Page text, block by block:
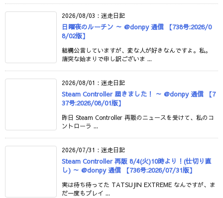
2026/08/03 : 迷走日記
日曜夜のルーチン ～ @donpy 通信 【738号:2026/0
8/02版】
結構公言していますが、変な人が好きなんですよ。私。
唐突な始まりで申し訳ございま ...
2026/08/01 : 迷走日記
Steam Controller 届きました！ ～ @donpy 通信 【7
37号:2026/08/01版】
昨日 Steam Controller 再販のニュースを受けて、私のコ
ントローラ ...
2026/07/31 : 迷走日記
Steam Controller 再販 8/4(火)10時より！(仕切り直
し) ～ @donpy 通信 【736号:2026/07/31版】
実は待ち待ってた TATSUJIN EXTREME なんですが、ま
だ一度もプレイ ...